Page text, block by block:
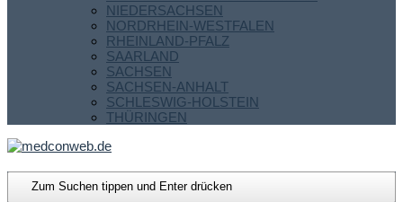
NIEDERSACHSEN
NORDRHEIN-WESTFALEN
RHEINLAND-PFALZ
SAARLAND
SACHSEN
SACHSEN-ANHALT
SCHLESWIG-HOLSTEIN
THÜRINGEN